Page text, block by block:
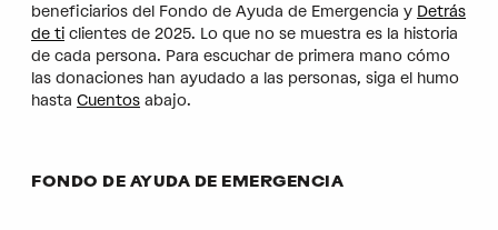
beneficiarios del Fondo de Ayuda de Emergencia y Detrás
de ti clientes de 2025. Lo que no se muestra es la historia
de cada persona. Para escuchar de primera mano cómo
las donaciones han ayudado a las personas, siga el humo
hasta Cuentos abajo.
FONDO DE AYUDA DE EMERGENCIA